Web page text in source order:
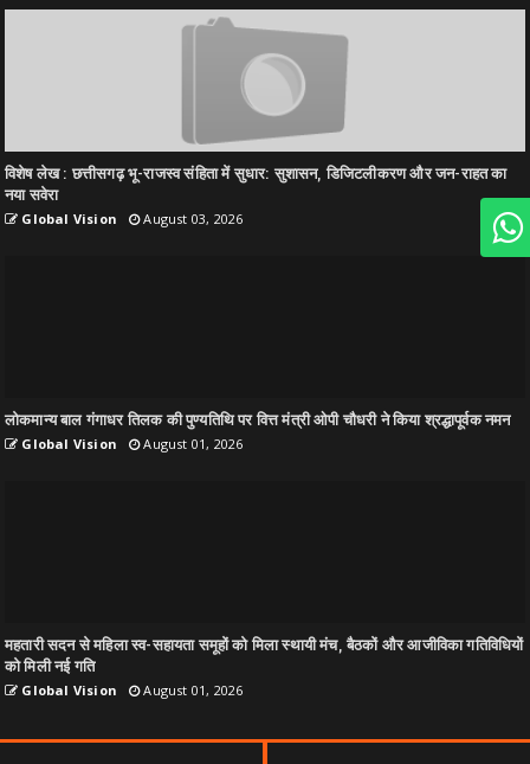
विशेष लेख : छत्तीसगढ़ भू-राजस्व संहिता में सुधार: सुशासन, डिजिटलीकरण और जन-राहत का
नया सवेरा
Global Vision August 03, 2026
लोकमान्य बाल गंगाधर तिलक की पुण्यतिथि पर वित्त मंत्री ओपी चौधरी ने किया श्रद्धापूर्वक नमन
Global Vision August 01, 2026
महतारी सदन से महिला स्व-सहायता समूहों को मिला स्थायी मंच, बैठकों और आजीविका गतिविधियों
को मिली नई गति
Global Vision August 01, 2026